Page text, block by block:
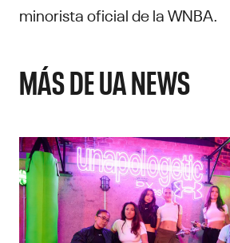
minorista oficial de la WNBA.
MÁS DE UA NEWS